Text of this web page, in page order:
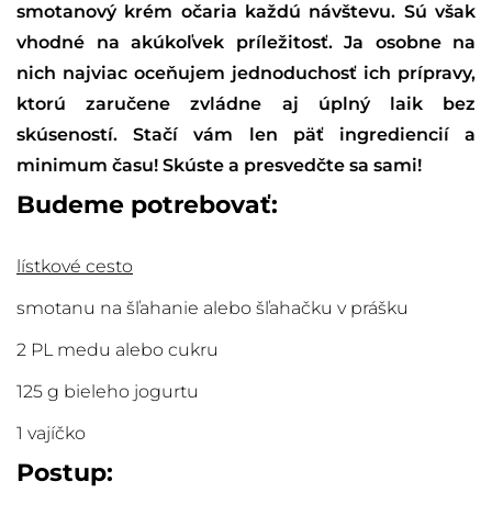
smotanový krém očaria každú návštevu. Sú však
vhodné na akúkoľvek príležitosť. Ja osobne na
nich najviac oceňujem jednoduchosť ich prípravy,
ktorú zaručene zvládne aj úplný laik bez
skúseností. Stačí vám len päť ingrediencií a
minimum času! Skúste a presvedčte sa sami!
Budeme potrebovať:
lístkové cesto
smotanu na šľahanie alebo šľahačku v prášku
2 PL medu alebo cukru
125 g bieleho jogurtu
1 vajíčko
Postup: